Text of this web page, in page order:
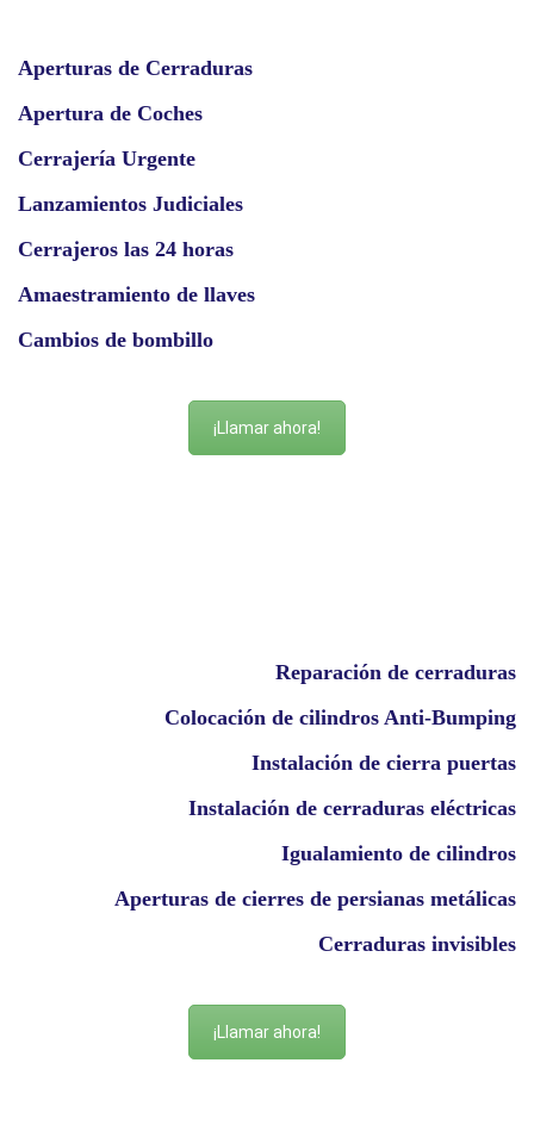
Aperturas de Cerraduras
Apertura de Coches
Cerrajería Urgente
Lanzamientos Judiciales
Cerrajeros las 24 horas
Amaestramiento de llaves
Cambios de bombillo
¡Llamar ahora!
Reparación de cerraduras
Colocación de cilindros Anti-Bumping
Instalación de cierra puertas
Instalación de cerraduras eléctricas
Igualamiento de cilindros
Aperturas de cierres de persianas metálicas
Cerraduras invisibles
¡Llamar ahora!